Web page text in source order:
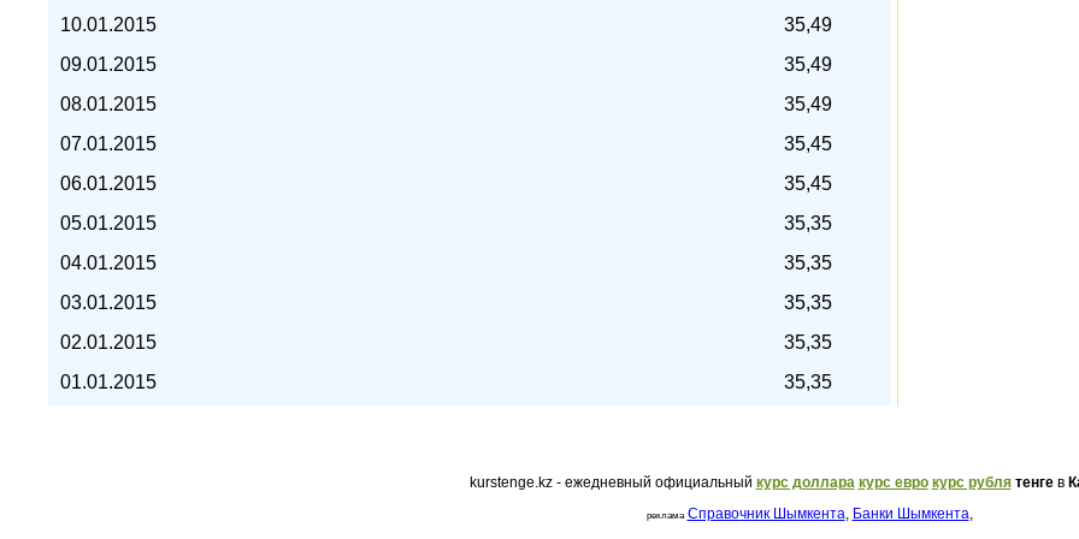
курс евро, курс рубля -
10.01.2015
35,49
09.01.2015
35,49
08.01.2015
35,49
07.01.2015
35,45
06.01.2015
35,45
05.01.2015
35,35
04.01.2015
35,35
03.01.2015
35,35
02.01.2015
35,35
01.01.2015
35,35
kurstenge.kz - ежедневный официальный курс доллара курс евро курс рубля тенгев
реклама Справочник Шымкента, Банки Шымкента,